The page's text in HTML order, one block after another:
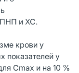
и ХС.
крови у
показателей у
Cmax и на 10 %